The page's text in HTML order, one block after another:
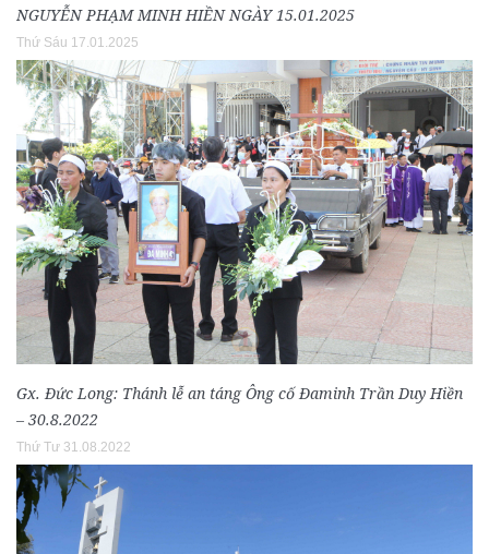
NGUYỄN PHẠM MINH HIỀN NGÀY 15.01.2025
Thứ Sáu 17.01.2025
Gx. Đức Long: Thánh lễ an táng Ông cố Đaminh Trần Duy Hiền
– 30.8.2022
Thứ Tư 31.08.2022